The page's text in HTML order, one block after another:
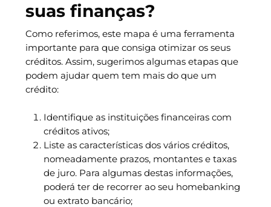
suas finanças?
Como referimos, este mapa é uma ferramenta
importante para que consiga otimizar os seus
créditos. Assim, sugerimos algumas etapas que
podem ajudar quem tem mais do que um
crédito:
Identifique as instituições financeiras com
créditos ativos;
Liste as características dos vários créditos,
nomeadamente prazos, montantes e taxas
de juro. Para algumas destas informações,
poderá ter de recorrer ao seu homebanking
ou extrato bancário;